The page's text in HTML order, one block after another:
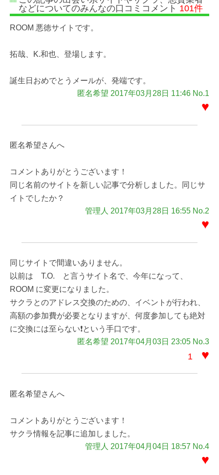
などについてのみんなの口コミコメント 101件
ROOM 悪徳サイトです。
拓哉、K.和也、登場します。
誕生日おめでとうメールが、発端です。
匿名希望 2017年03月28日 11:46 No.1
♥
匿名希望さんへ
コメントありがとうございます！
同じ名前のサイトを新しい記事で分析しました。同じサ
イトでしたか？
管理人 2017年03月28日 16:55 No.2
♥
同じサイトで間違いありません。
以前は T.O. と言うサイト名で、今年になって、
ROOM に変更になりました。
サクラとのアドレス交換のための、イベントが行われ、
高額の参加費が必要となりますが、何度参加しても絶対
に交換には至らない❗という手口です。
匿名希望 2017年04月03日 23:05 No.3
1 ♥
匿名希望さんへ
コメントありがとうございます！
サクラ情報を記事に追加しました。
管理人 2017年04月04日 18:57 No.4
♥